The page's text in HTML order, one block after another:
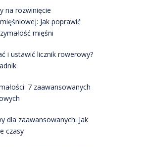
na rozwinięcie
Jak poprawić
mięśni
i ustawić licznik rowerowy?
7 zaawansowanych
dla zaawansowanych: Jak
czasy